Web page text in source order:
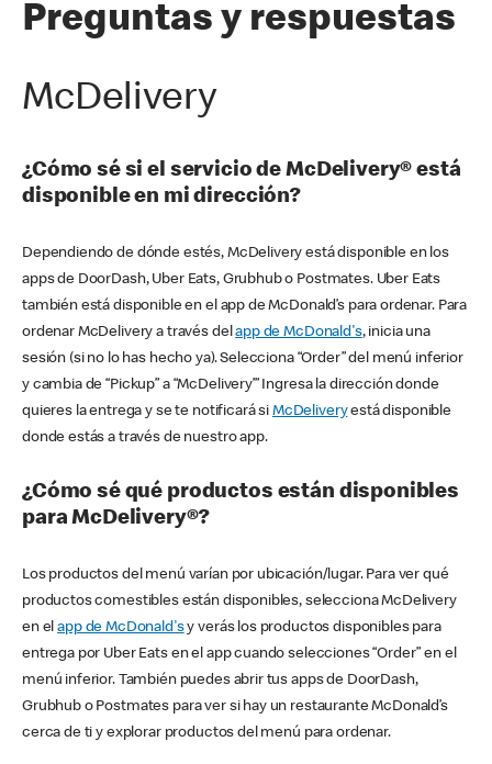
Preguntas y respuestas
McDelivery
¿Cómo sé si el servicio de McDelivery® está
disponible en mi dirección?
Dependiendo de dónde estés, McDelivery está disponible en los
apps de DoorDash, Uber Eats, Grubhub o Postmates. Uber Eats
también está disponible en el app de McDonald’s para ordenar. Para
ordenar McDelivery a través delapp de McDonald's, inicia una
sesión (si no lo has hecho ya). Selecciona “Order” del menú inferior
y cambia de “Pickup” a “McDelivery’” Ingresa la dirección donde
quieres la entrega y se te notificará si McDeliveryestá disponible
donde estás a través de nuestro app.
¿Cómo sé qué productos están disponibles
para McDelivery®?
Los productos del menú varían por ubicación/lugar. Para ver qué
productos comestibles están disponibles, selecciona McDelivery
en elapp de McDonald'sy verás los productos disponibles para
entrega por Uber Eats en el app cuando selecciones “Order” en el
menú inferior. También puedes abrir tus apps de DoorDash,
Grubhub o Postmates para ver si hay un restaurante McDonald’s
cerca de ti y explorar productos del menú para ordenar.